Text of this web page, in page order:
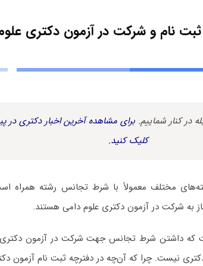
نام و شرکت در آزمون دکتری
در کنار شماییم. برای مشاهده آخرین اخبار دکتری در
کلیک کنید.
مختلف معمولاً با شرط تجانس رشته همراه
به شرکت در آزمون دکتری علوم دامی هستند.
که داشتن شرط تجانس جهت شرکت در آزمون دکتری
نیست. چرا که آن‌چه در دفترچه ثبت نام آزمون